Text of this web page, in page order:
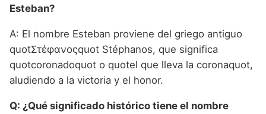
Esteban?
A: El nombre Esteban proviene del griego antiguo
quotΣτέφανοςquot Stéphanos, que significa
quotcoronadoquot o quotel que lleva la coronaquot,
aludiendo a la victoria y el honor.
Q: ¿Qué significado histórico tiene el nombre